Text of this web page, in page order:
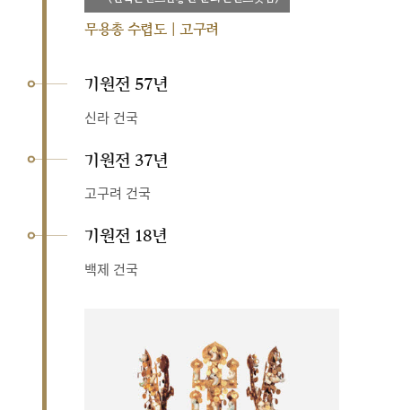
무용총 수렵도 | 고구려
기원전 57년
신라 건국
기원전 37년
고구려 건국
기원전 18년
백제 건국